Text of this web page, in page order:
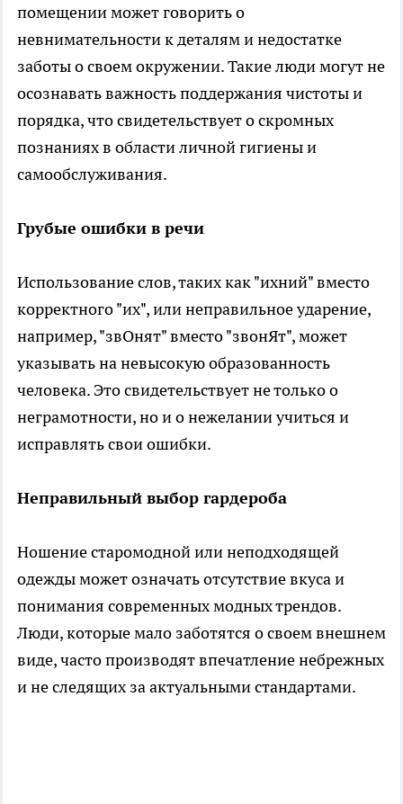
помещении может говорить о
невнимательности к деталям и недостатке
заботы о своем окружении. Такие люди могут не
осознавать важность поддержания чистоты и
порядка, что свидетельствует о скромных
познаниях в области личной гигиены и
самообслуживания.
Грубые ошибки в речи
Использование слов, таких как "ихний" вместо
корректного "их", или неправильное ударение,
например, "звОнят" вместо "звонЯт", может
указывать на невысокую образованность
человека. Это свидетельствует не только о
неграмотности, но и о нежелании учиться и
исправлять свои ошибки.
Неправильный выбор гардероба
Ношение старомодной или неподходящей
одежды может означать отсутствие вкуса и
понимания современных модных трендов.
Люди, которые мало заботятся о своем внешнем
виде, часто производят впечатление небрежных
и не следящих за актуальными стандартами.